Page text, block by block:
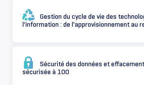
Gestion du cycle de vie des
l'information : de l'approvisionnement au
Sécurité des données et
sécurisée à 100